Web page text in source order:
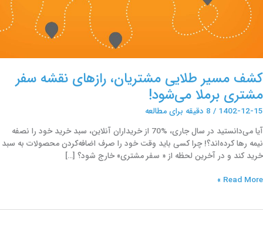
کشف مسیر طلایی مشتریان، رازهای نقشه سفر
مشتری برملا می‌شود!
1402-12-15
/ 8 دقیقه برای مطالعه
آیا می‌دانستید در سال جاری، %70 از خریداران آنلاین، سبد خرید خود را نصفه
نیمه رها کرده‌اند؟! چرا کسی باید وقت خود را صرف اضافه‌کردن محصولات به سبد
خرید کند و در آخرین لحظه از « سفر مشتری» خارج شود؟ […]
مشتری
برملا
می‌شود!
Read More »